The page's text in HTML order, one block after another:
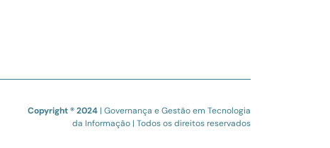
Copyright ® 2024 | Governança e Gestão em Tecnologia
da Informação | Todos os direitos reservados